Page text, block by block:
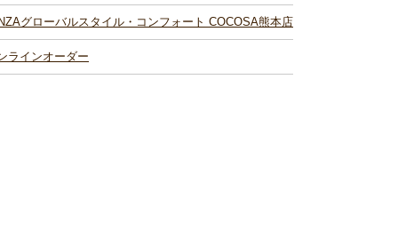
グローバルスタイル・コンフォート COCOSA熊本店
ラインオーダー